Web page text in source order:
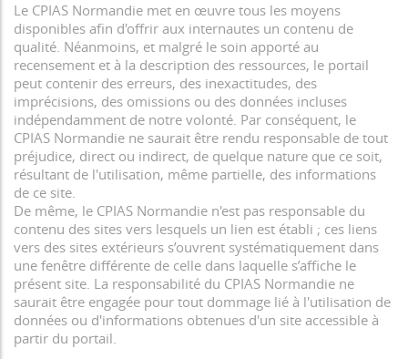
Le CPIAS Normandie met en œuvre tous les moyens
disponibles afin d'offrir aux internautes un contenu de
qualité. Néanmoins, et malgré le soin apporté au
recensement et à la description des ressources, le portail
peut contenir des erreurs, des inexactitudes, des
imprécisions, des omissions ou des données incluses
indépendamment de notre volonté. Par conséquent, le
CPIAS Normandie ne saurait être rendu responsable de tout
préjudice, direct ou indirect, de quelque nature que ce soit,
résultant de l'utilisation, même partielle, des informations
de ce site.
De même, le CPIAS Normandie n'est pas responsable du
contenu des sites vers lesquels un lien est établi ; ces liens
vers des sites extérieurs s’ouvrent systématiquement dans
une fenêtre différente de celle dans laquelle s’affiche le
présent site. La responsabilité du CPIAS Normandie ne
saurait être engagée pour tout dommage lié à l'utilisation de
données ou d'informations obtenues d'un site accessible à
partir du portail.